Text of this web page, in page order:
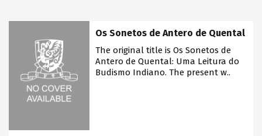
Os Sonetos de Antero de Quental
The original title is Os Sonetos de
Antero de Quental: Uma Leitura do
Budismo Indiano. The present w..